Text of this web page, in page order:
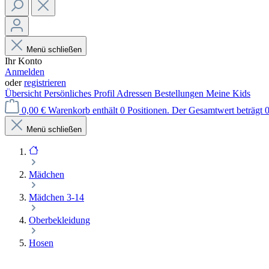
Menü schließen
Ihr Konto
Anmelden
oderregistrieren
Übersicht Persönliches Profil Adressen Bestellungen Meine Kids
0,00 € Warenkorb enthält 0 Positionen. Der Gesamtwert beträgt
Menü schließen
Mädchen
Mädchen 3-14
Oberbekleidung
Hosen